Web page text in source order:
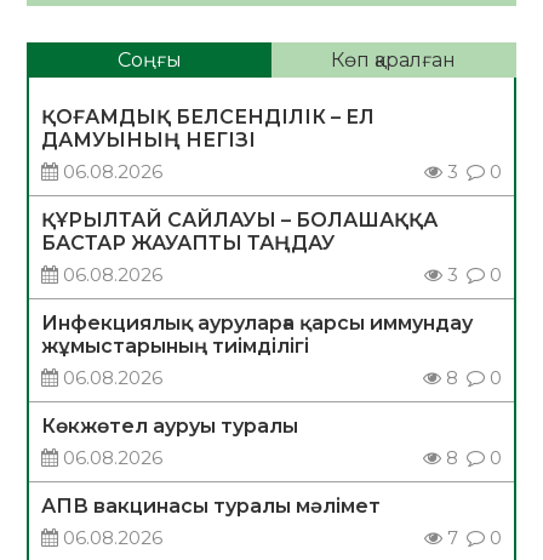
Соңғы Көп қаралған
ҚОҒАМДЫҚ БЕЛСЕНДІЛІК – ЕЛ
ДАМУЫНЫҢ НЕГІЗІ
06.08.2026
3 0
ҚҰРЫЛТАЙ САЙЛАУЫ – БОЛАШАҚҚА
БАСТАР ЖАУАПТЫ ТАҢДАУ
06.08.2026
3 0
Инфекциялық ауруларға қарсы иммундау
жұмыстарының тиімділігі
06.08.2026
8 0
Көкжөтел ауруы туралы
06.08.2026
8 0
АПВ вакцинасы туралы мәлімет
06.08.2026
7 0